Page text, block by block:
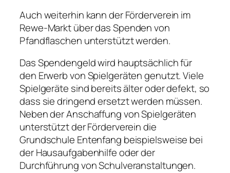
Auch weiterhin kann der Förderverein im
Rewe-Markt über das Spenden von
Pfandflaschen unterstützt werden.
Das Spendengeld wird hauptsächlich für
den Erwerb von Spielgeräten genutzt. Viele
Spielgeräte sind bereits älter oder defekt, so
dass sie dringend ersetzt werden müssen.
Neben der Anschaffung von Spielgeräten
unterstützt der Förderverein die
Grundschule Entenfang beispielsweise bei
der Hausaufgabenhilfe oder der
Durchführung von Schulveranstaltungen.